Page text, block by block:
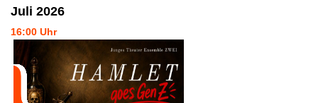
gibt dir Halt? Bitte beachte, dass wir nur über eingeschränkte
über Parkmöglichkeiten findest Du hier:
Leider ist der Theatersaal im 1. Stock nicht barrierefrei über eine
Treppe erreichbar!Kartenreservierung siehe weiter oben!
Juli 2026
16:00 Uhr